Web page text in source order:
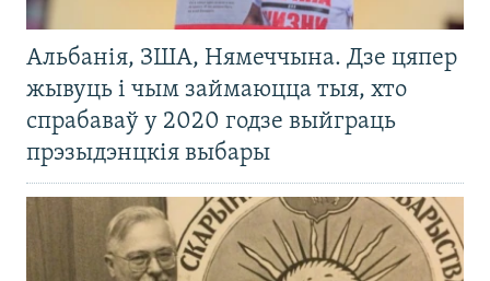
Альбанія, ЗША, Нямеччына. Дзе цяпер
жывуць і чым займаюцца тыя, хто
спрабаваў у 2020 годзе выйграць
прэзыдэнцкія выбары